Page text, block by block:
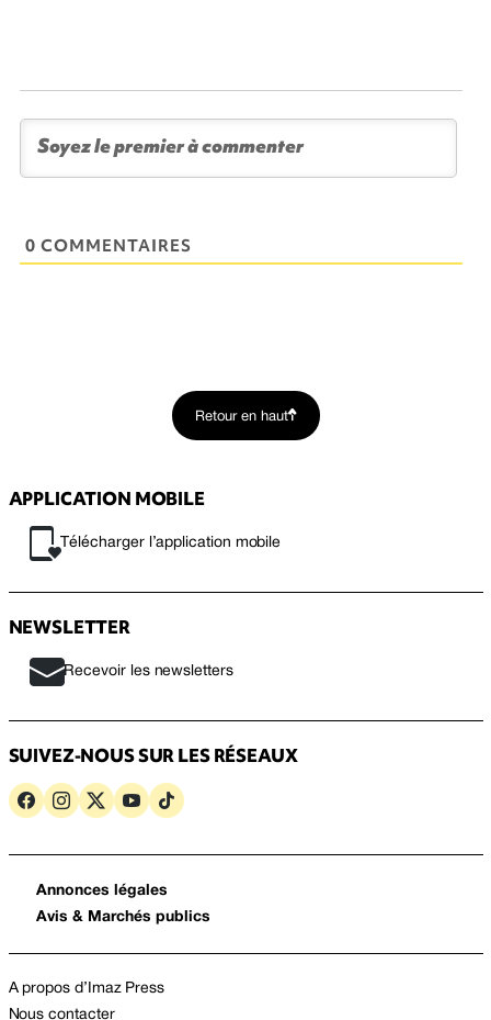
0 COMMENTAIRES
Retour en haut
APPLICATION MOBILE
Télécharger l’application mobile
NEWSLETTER
Recevoir les newsletters
SUIVEZ-NOUS SUR LES RÉSEAUX
Annonces légales
Avis & Marchés publics
A propos d’Imaz Press
Nous contacter